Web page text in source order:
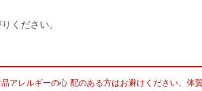
ください。
アレルギーの心 配のある方はお避けください。